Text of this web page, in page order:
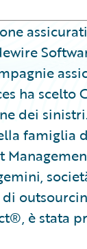
ha
dei
è stata